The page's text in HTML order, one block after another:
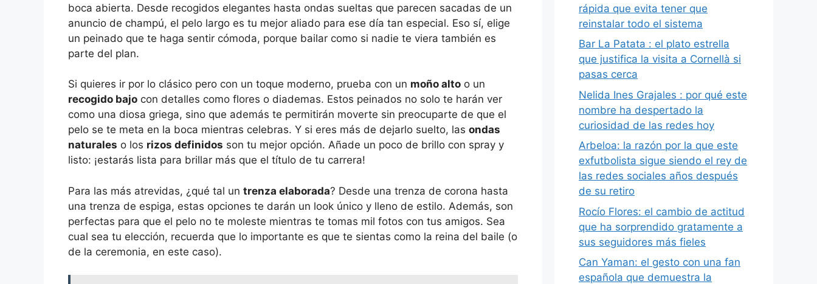
boca abierta. Desde recogidos elegantes hasta ondas sueltas que parecen sacadas de un
anuncio de champú, el pelo largo es tu mejor aliado para ese día tan especial. Eso sí, elige
un peinado que te haga sentir cómoda, porque bailar como si nadie te viera también es
parte del plan.
Si quieres ir por lo clásico pero con un toque moderno, prueba con un moño alto o un
recogido bajo con detalles como flores o diademas. Estos peinados no solo te harán ver
como una diosa griega, sino que además te permitirán moverte sin preocuparte de que el
pelo se te meta en la boca mientras celebras. Y si eres más de dejarlo suelto, las ondas
naturales o los rizos definidos son tu mejor opción. Añade un poco de brillo con spray y
listo: ¡estarás lista para brillar más que el título de tu carrera!
Para las más atrevidas, ¿qué tal un trenza elaborada? Desde una trenza de corona hasta
una trenza de espiga, estas opciones te darán un look único y lleno de estilo. Además, son
perfectas para que el pelo no te moleste mientras te tomas mil fotos con tus amigos. Sea
cual sea tu elección, recuerda que lo importante es que te sientas como la reina del baile (o
de la ceremonia, en este caso).
rápida que evita tener que
reinstalar todo el sistema
Bar La Patata : el plato estrella
que justifica la visita a Cornellà si
pasas cerca
Nelida Ines Grajales : por qué este
nombre ha despertado la
curiosidad de las redes hoy
Arbeloa: la razón por la que este
exfutbolista sigue siendo el rey de
las redes sociales años después
de su retiro
Rocío Flores: el cambio de actitud
que ha sorprendido gratamente a
sus seguidores más fieles
Can Yaman: el gesto con una fan
española que demuestra la